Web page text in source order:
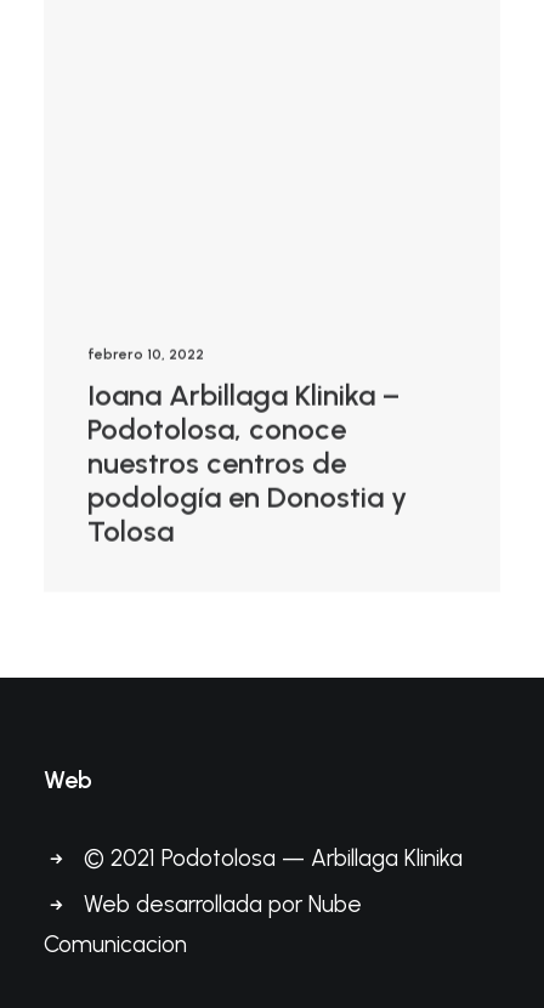
febrero 10, 2022
Ioana Arbillaga Klinika –
Podotolosa, conoce
nuestros centros de
podología en Donostia y
Tolosa
Web
© 2021 Podotolosa — Arbillaga Klinika
Web desarrollada por Nube
Comunicacion